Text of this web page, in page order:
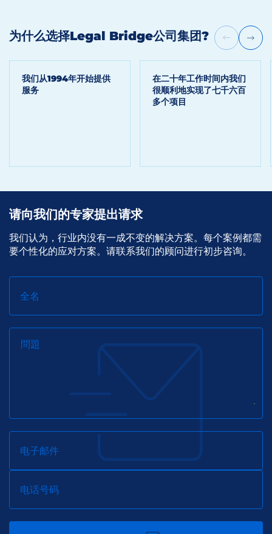
为什么选择Legal Bridge公司集团?
我们从1994年开始提供
服务
在二十年工作时间内我们
很顺利地实现了七千六百
多个项目
请向我们的专家提出请求
我们认为，行业内没有一成不变的解决方案。每个案例都需
要个性化的应对方案。请联系我们的顾问进行初步咨询。
全名
問題
电子邮件
电话号码